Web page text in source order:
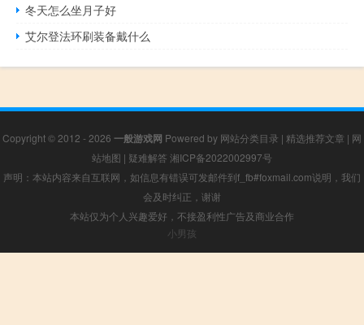
冬天怎么坐月子好
艾尔登法环刷装备戴什么
Copyright © 2012 - 2026 一般游戏网 Powered by 网站分类目录 | 精选推荐文章 | 网
站地图 | 疑难解答 湘ICP备2022002997号
声明：本站内容来自互联网，如信息有错误可发邮件到f_fb#foxmail.com说明，我们
会及时纠正，谢谢
本站仅为个人兴趣爱好，不接盈利性广告及商业合作
小男孩